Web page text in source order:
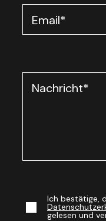
Email*
Nachricht*
Ich bestätige,
gelesen und